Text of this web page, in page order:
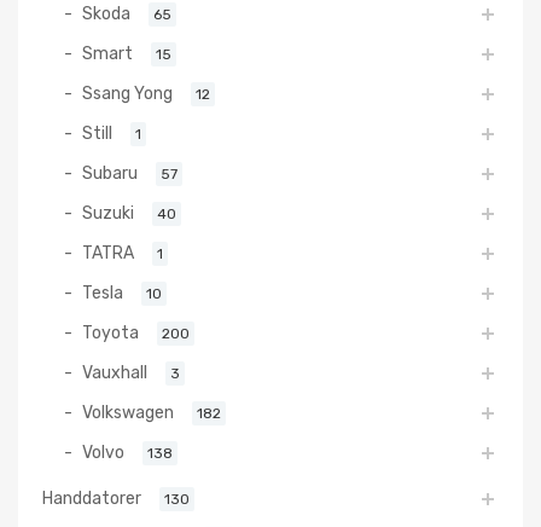
Skoda 65
Smart 15
Ssang Yong 12
Still 1
Subaru 57
Suzuki 40
TATRA 1
Tesla 10
Toyota 200
Vauxhall 3
Volkswagen 182
Volvo 138
Handdatorer 130